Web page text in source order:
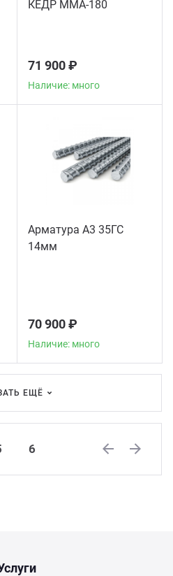
КЕДР MMA-180
71 900 ₽
Наличие: много
Арматура А3 35ГС
14мм
70 900 ₽
Наличие: много
ЕЩЁ
6